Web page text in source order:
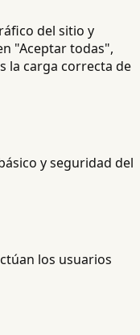
del sitio y
"Aceptar todas",
la carga correcta de
y seguridad del
los usuarios